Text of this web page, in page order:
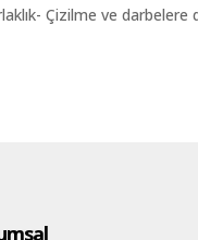
Çizilme ve darbelere